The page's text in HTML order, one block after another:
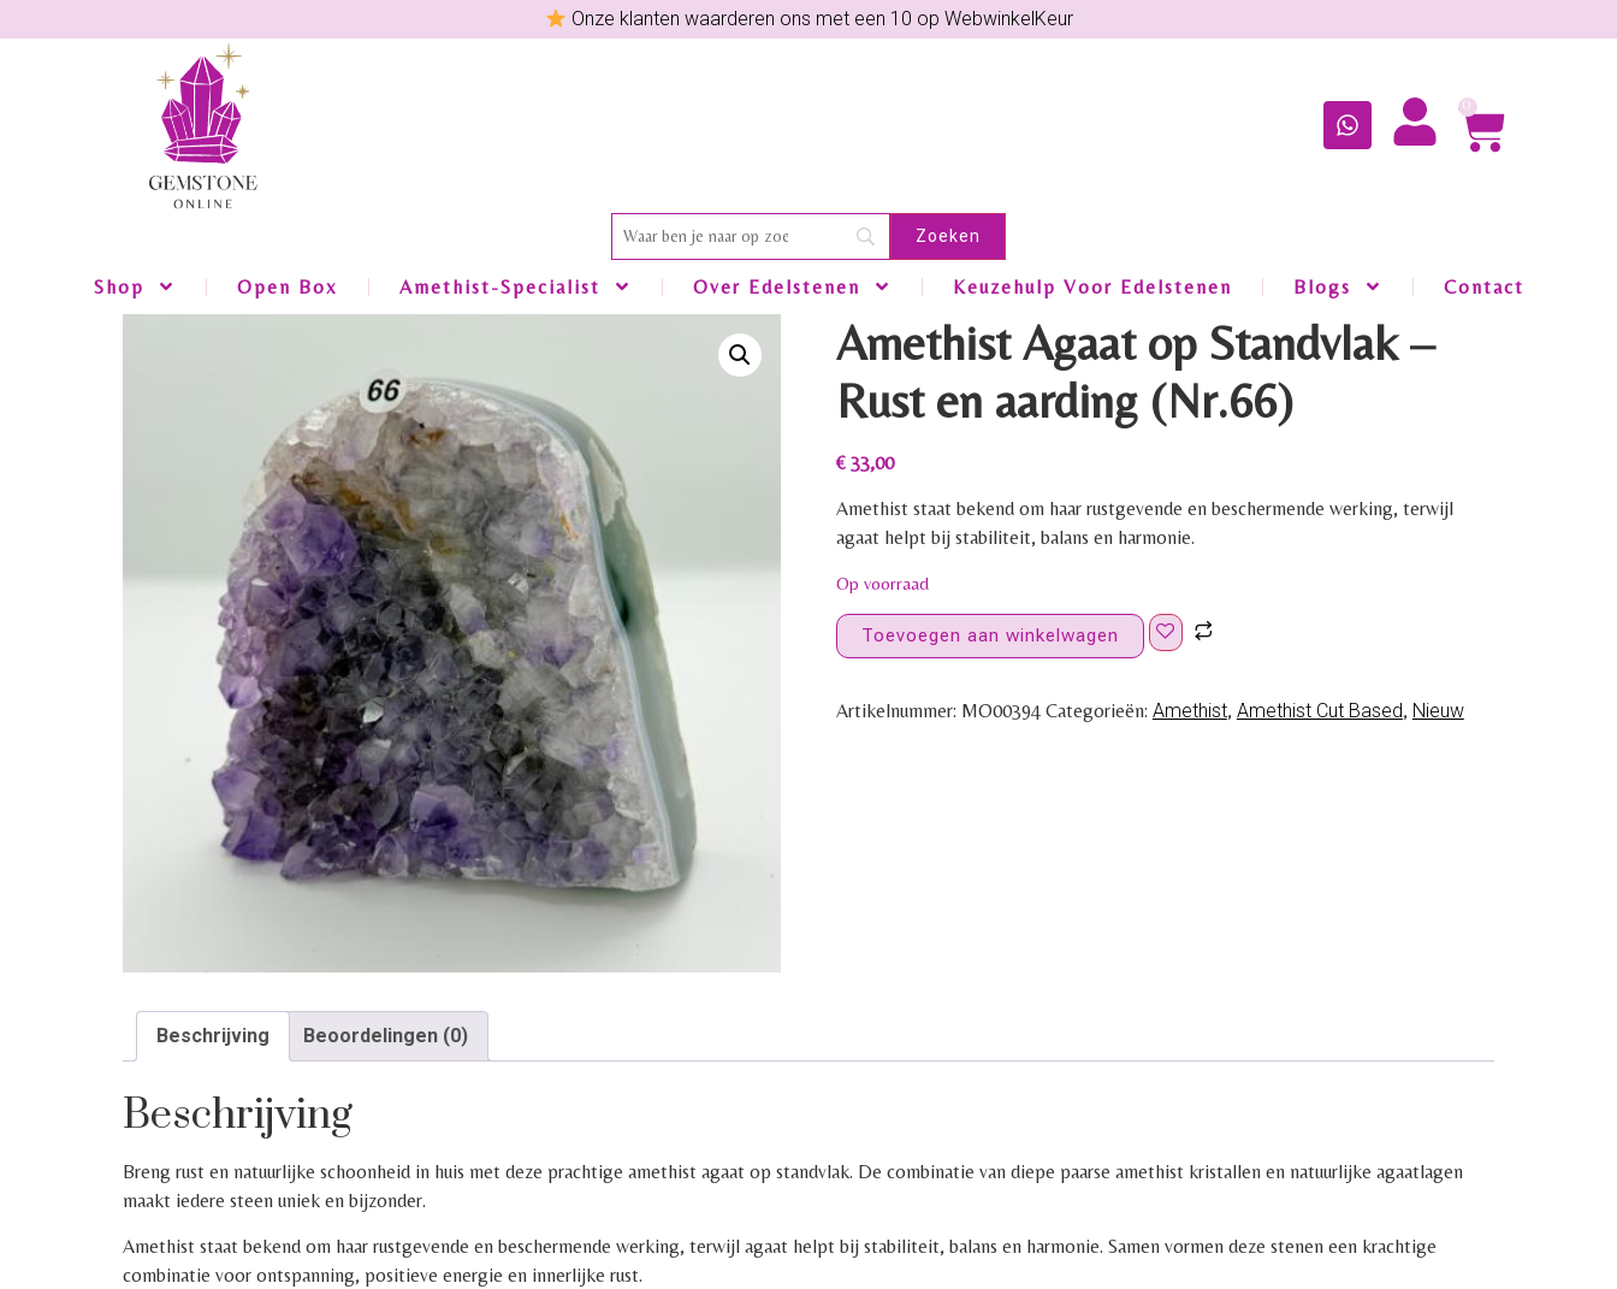
Onze klanten waarderen ons met een 10 op WebwinkelKeur
0
Shop Open Box Amethist-Specialist Over Edelstenen Keuzehulp Voor Edelstenen Blogs Contact
Amethist Agaat op Standvlak –
Rust en aarding (Nr.66)
€33,00
Amethist staat bekend om haar rustgevende en beschermende werking, terwijl
agaat helpt bij stabiliteit, balans en harmonie.
Op voorraad
Toevoegen aan winkelwagen
Artikelnummer: MO00394 Categorieën: Amethist, Amethist Cut Based, Nieuw
Beschrijving Beoordelingen (0)
Beschrijving
Breng rust en natuurlijke schoonheid in huis met deze prachtige amethist agaat op standvlak. De combinatie van diepe paarse amethist kristallen en natuurlijke agaatlagen
maakt iedere steen uniek en bijzonder.
Amethist staat bekend om haar rustgevende en beschermende werking, terwijl agaat helpt bij stabiliteit, balans en harmonie. Samen vormen deze stenen een krachtige
combinatie voor ontspanning, positieve energie en innerlijke rust.